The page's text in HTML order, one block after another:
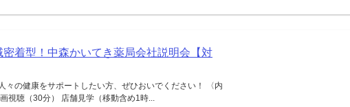
密着型！中森かいてき薬局会社説明会【対
々の健康をサポートしたい方、ぜひおいでください！ 〈内
視聴（30分） 店舗見学（移動含め1時...